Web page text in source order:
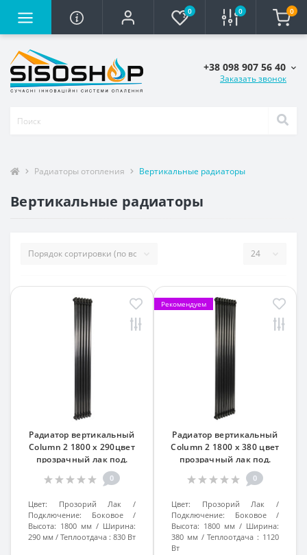
0 0 0
+38 098 907 56 40
Заказать звонок
Радиаторы отопления Вертикальные радиаторы
Вертикальные радиаторы
Радиатор вертикальный
Column 2 1800 x 290цвет
прозрачный лак под.
боковое №34
0
Цвет:
Прозорий Лак
Подключение:
Боковое
Высота: 1800 мм
Ширина:
290 мм
Теплоотдача : 830 Вт
Рекомендуем
Радиатор вертикальный
Column 2 1800 x 380 цвет
прозрачный лак под.
боковое №34
0
Цвет:
Прозорий Лак
Подключение:
Боковое
Высота: 1800 мм
Ширина:
380 мм
Теплоотдача : 1120
Вт